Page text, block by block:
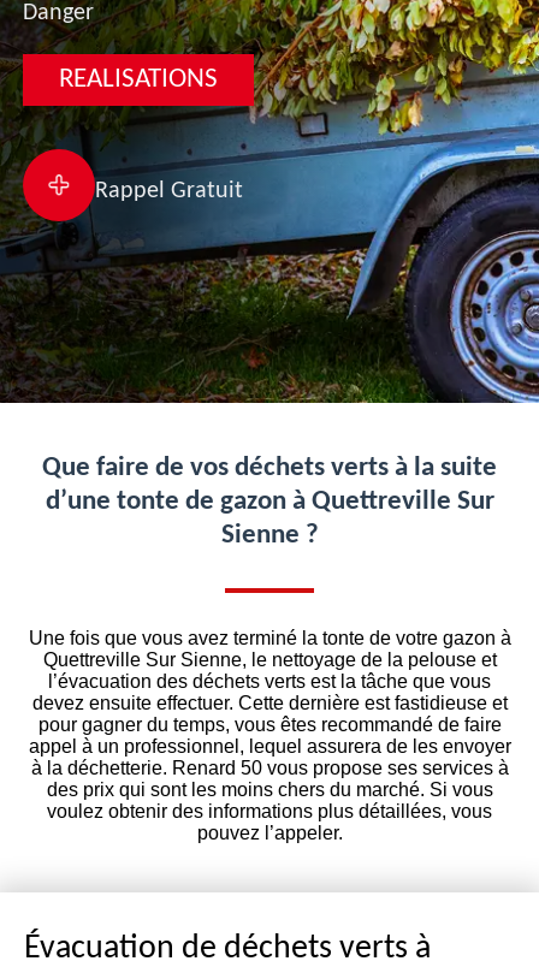
Danger
REALISATIONS
Rappel Gratuit
Que faire de vos déchets verts à la suite
d’une tonte de gazon à Quettreville Sur
Sienne ?
Une fois que vous avez terminé la tonte de votre gazon à
Quettreville Sur Sienne, le nettoyage de la pelouse et
l’évacuation des déchets verts est la tâche que vous
devez ensuite effectuer. Cette dernière est fastidieuse et
pour gagner du temps, vous êtes recommandé de faire
appel à un professionnel, lequel assurera de les envoyer
à la déchetterie. Renard 50 vous propose ses services à
des prix qui sont les moins chers du marché. Si vous
voulez obtenir des informations plus détaillées, vous
pouvez l’appeler.
Évacuation de déchets verts à